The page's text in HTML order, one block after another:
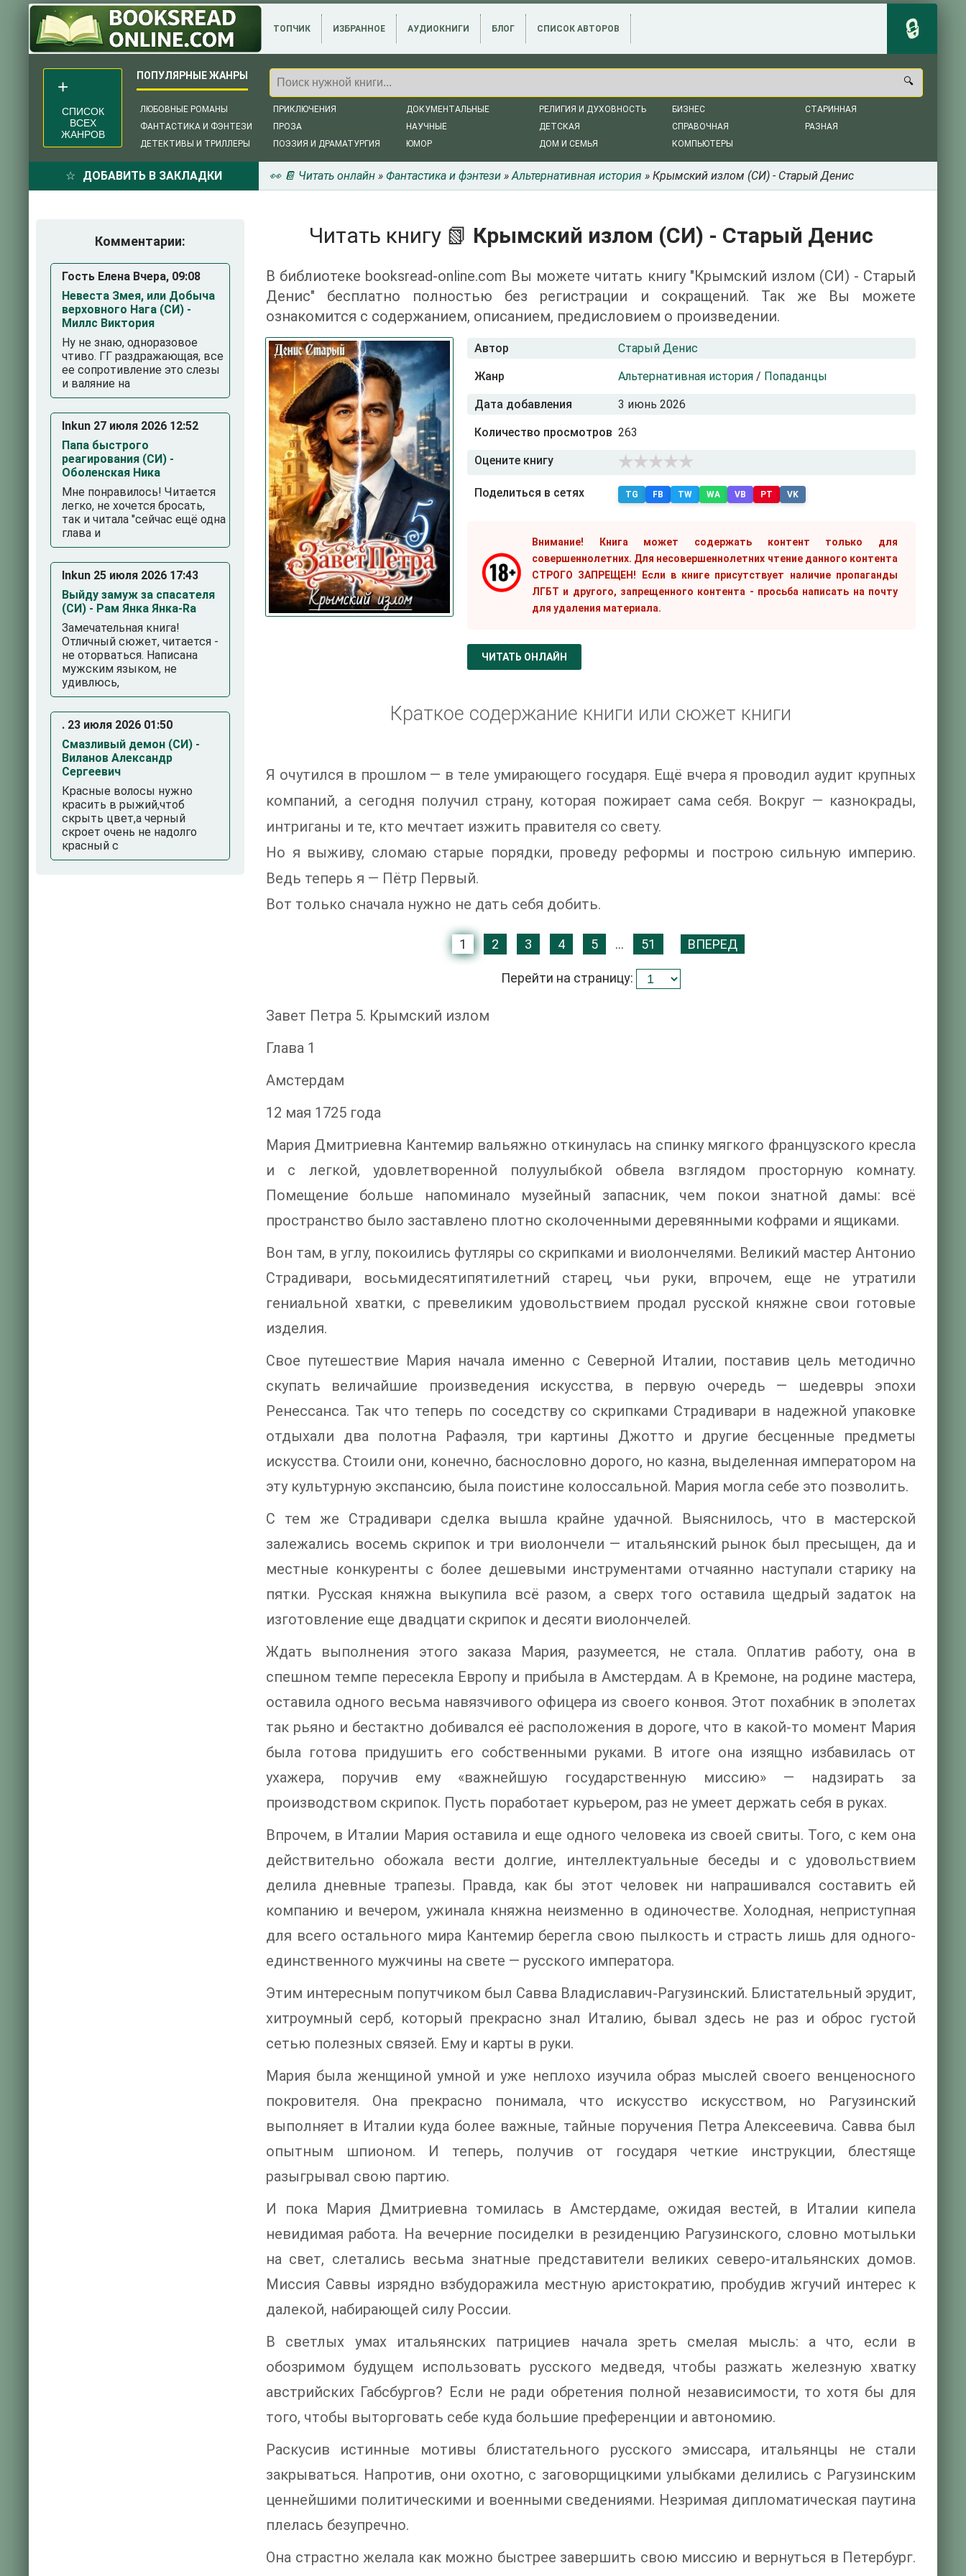
ТОПЧИК ИЗБРАННОЕ АУДИОКНИГИ БЛОГ СПИСОК АВТОРОВ
ЛЮБОВНЫЕ РОМАНЫ
ФАНТАСТИКА И ФЭНТЕЗИ
ДЕТЕКТИВЫ И ТРИЛЛЕРЫ
ПРИКЛЮЧЕНИЯ
ПРОЗА
ПОЭЗИЯ И ДРАМАТУРГИЯ
ДОКУМЕНТАЛЬНЫЕ
НАУЧНЫЕ
ЮМОР
РЕЛИГИЯ И ДУХОВНОСТЬ
ДЕТСКАЯ
ДОМ И СЕМЬЯ
БИЗНЕС
СПРАВОЧНАЯ
КОМПЬЮТЕРЫ
СТАРИННАЯ
РАЗНАЯ
СПИСОК
ВСЕХ
ЖАНРОВ
ДОБАВИТЬ В ЗАКЛАДКИ 👀 📔 Читать онлайн » Фантастика и фэнтези »Альтернативная история » Крымский излом (СИ) - Старый Денис
Читать книгу 📗 Крымский излом (СИ) - Старый Денис
В библиотеке booksread-online.com Вы можете читать книгу "Крымский излом (СИ) - Старый
Денис" бесплатно полностью без регистрации и сокращений. Так же Вы можете
ознакомится с содержанием, описанием, предисловием о произведении.
Автор Старый Денис
Жанр Альтернативная история / Попаданцы
Дата добавления 3 июнь 2026
Количество просмотров 263
Оцените книгу
Поделиться в сетях TG FB TW WA VB PT VK
Внимание! Книга может содержать контент только для
совершеннолетних. Для несовершеннолетних чтение данного контента
СТРОГО ЗАПРЕЩЕН! Если в книге присутствует наличие пропаганды
ЛГБТ и другого, запрещенного контента - просьба написать на почту
для удаления материала.
ЧИТАТЬ ОНЛАЙН
Краткое содержание книги или сюжет книги
Я очутился в прошлом — в теле умирающего государя. Ещё вчера я проводил аудит крупных
компаний, а сегодня получил страну, которая пожирает сама себя. Вокруг — казнокрады,
интриганы и те, кто мечтает изжить правителя со свету.
Но я выживу, сломаю старые порядки, проведу реформы и построю сильную империю.
Ведь теперь я — Пётр Первый.
Вот только сначала нужно не дать себя добить.
1 2 3 4 5 ... 51 ВПЕРЕД
Перейти на страницу:
Завет Петра 5. Крымский излом
Глава 1
Амстердам
12 мая 1725 года
Мария Дмитриевна Кантемир вальяжно откинулась на спинку мягкого французского кресла
и с легкой, удовлетворенной полуулыбкой обвела взглядом просторную комнату.
Помещение больше напоминало музейный запасник, чем покои знатной дамы: всё
пространство было заставлено плотно сколоченными деревянными кофрами и ящиками.
Вон там, в углу, покоились футляры со скрипками и виолончелями. Великий мастер Антонио
Страдивари, восьмидесятипятилетний старец, чьи руки, впрочем, еще не утратили
гениальной хватки, с превеликим удовольствием продал русской княжне свои готовые
изделия.
Свое путешествие Мария начала именно с Северной Италии, поставив цель методично
скупать величайшие произведения искусства, в первую очередь — шедевры эпохи
Ренессанса. Так что теперь по соседству со скрипками Страдивари в надежной упаковке
отдыхали два полотна Рафаэля, три картины Джотто и другие бесценные предметы
искусства. Стоили они, конечно, баснословно дорого, но казна, выделенная императором на
эту культурную экспансию, была поистине колоссальной. Мария могла себе это позволить.
С тем же Страдивари сделка вышла крайне удачной. Выяснилось, что в мастерской
залежались восемь скрипок и три виолончели — итальянский рынок был пресыщен, да и
местные конкуренты с более дешевыми инструментами отчаянно наступали старику на
пятки. Русская княжна выкупила всё разом, а сверх того оставила щедрый задаток на
изготовление еще двадцати скрипок и десяти виолончелей.
Ждать выполнения этого заказа Мария, разумеется, не стала. Оплатив работу, она в
спешном темпе пересекла Европу и прибыла в Амстердам. А в Кремоне, на родине мастера,
оставила одного весьма навязчивого офицера из своего конвоя. Этот похабник в эполетах
так рьяно и бестактно добивался её расположения в дороге, что в какой-то момент Мария
была готова придушить его собственными руками. В итоге она изящно избавилась от
ухажера, поручив ему «важнейшую государственную миссию» — надзирать за
производством скрипок. Пусть поработает курьером, раз не умеет держать себя в руках.
Впрочем, в Италии Мария оставила и еще одного человека из своей свиты. Того, с кем она
действительно обожала вести долгие, интеллектуальные беседы и с удовольствием
делила дневные трапезы. Правда, как бы этот человек ни напрашивался составить ей
компанию и вечером, ужинала княжна неизменно в одиночестве. Холодная, неприступная
для всего остального мира Кантемир берегла свою пылкость и страсть лишь для одного-
единственного мужчины на свете — русского императора.
Этим интересным попутчиком был Савва Владиславич-Рагузинский. Блистательный эрудит,
хитроумный серб, который прекрасно знал Италию, бывал здесь не раз и оброс густой
сетью полезных связей. Ему и карты в руки.
Мария была женщиной умной и уже неплохо изучила образ мыслей своего венценосного
покровителя. Она прекрасно понимала, что искусство искусством, но Рагузинский
выполняет в Италии куда более важные, тайные поручения Петра Алексеевича. Савва был
опытным шпионом. И теперь, получив от государя четкие инструкции, блестяще
разыгрывал свою партию.
И пока Мария Дмитриевна томилась в Амстердаме, ожидая вестей, в Италии кипела
невидимая работа. На вечерние посиделки в резиденцию Рагузинского, словно мотыльки
на свет, слетались весьма знатные представители великих северо-итальянских домов.
Миссия Саввы изрядно взбудоражила местную аристократию, пробудив жгучий интерес к
далекой, набирающей силу России.
В светлых умах итальянских патрициев начала зреть смелая мысль: а что, если в
обозримом будущем использовать русского медведя, чтобы разжать железную хватку
австрийских Габсбургов? Если не ради обретения полной независимости, то хотя бы для
того, чтобы выторговать себе куда большие преференции и автономию.
Раскусив истинные мотивы блистательного русского эмиссара, итальянцы не стали
закрываться. Напротив, они охотно, с заговорщицкими улыбками делились с Рагузинским
ценнейшими политическими и военными сведениями. Незримая дипломатическая паутина
плелась безупречно.
Она страстно желала как можно быстрее завершить свою миссию и вернуться в Петербург.
Комментарии:
Гость Елена Вчера, 09:08
Невеста Змея, или Добыча
верховного Нага (СИ) -
Миллс Виктория
Ну не знаю, одноразовое
чтиво. ГГ раздражающая, все
ее сопротивление это слезы
и валяние на
Inkun 27 июля 2026 12:52
Папа быстрого
реагирования (СИ) -
Оболенская Ника
Мне понравилось! Читается
легко, не хочется бросать,
так и читала "сейчас ещё одна
глава и
Inkun 25 июля 2026 17:43
Выйду замуж за спасателя
(СИ) - Рам Янка Янка-Ra
Замечательная книга!
Отличный сюжет, читается -
не оторваться. Написана
мужским языком, не
удивлюсь,
. 23 июля 2026 01:50
Смазливый демон (СИ) -
Виланов Александр
Сергеевич
Красные волосы нужно
красить в рыжий,чтоб
скрыть цвет,а черный
скроет очень не надолго
красный с